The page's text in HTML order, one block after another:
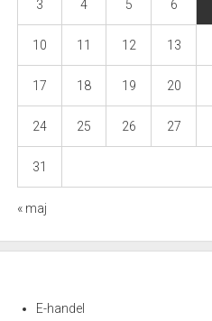
3 4 5 6
10 11 12 13
17 18 19 20
24 25 26 27
31
« maj
E-handel